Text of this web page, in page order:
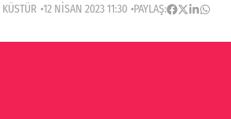
12 NISAN 2023 11:30 PAYLAŞ: